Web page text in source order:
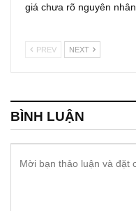
giá chưa rõ nguyên nhân
PREV NEXT
BÌNH LUẬN